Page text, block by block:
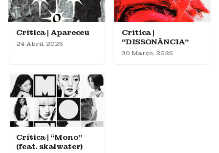
Crítica | Apareceu
24 Abril, 2026
Crítica |
“DISSONÂNCIA”
30 Março, 2026
Crítica | “Mono”
(feat. skaiwater)